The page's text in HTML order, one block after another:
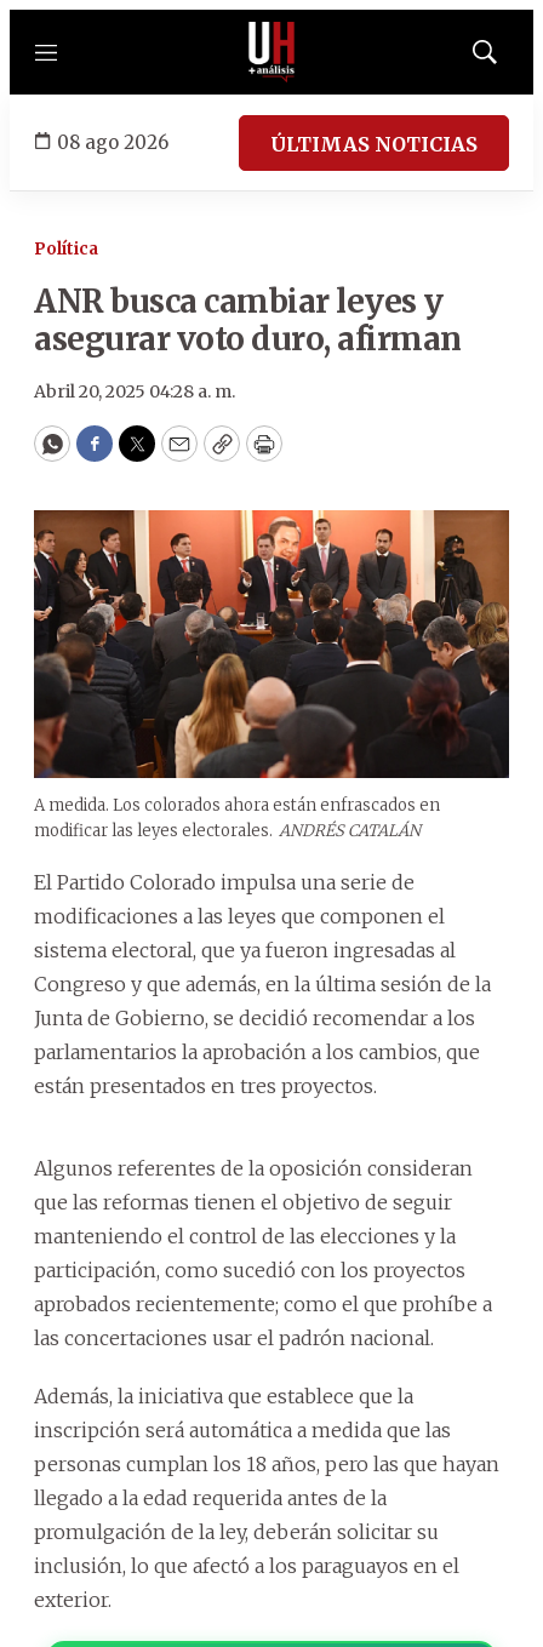
Menú
Mostrar
08 ago 2026 ÚLTIMAS NOTICIAS
Política
ANR busca cambiar leyes y
asegurar voto duro, afirman
Abril 20, 2025 04:28 a. m.
WhatsApp
Facebook
Twitter
EmailCopyPrint
A medida. Los colorados ahora están enfrascados en
modificar las leyes electorales. ANDRÉS CATALÁN
El Partido Colorado impulsa una serie de
modificaciones a las leyes que componen el
sistema electoral, que ya fueron ingresadas al
Congreso y que además, en la última sesión de la
Junta de Gobierno, se decidió recomendar a los
parlamentarios la aprobación a los cambios, que
están presentados en tres proyectos.
Algunos referentes de la oposición consideran
que las reformas tienen el objetivo de seguir
manteniendo el control de las elecciones y la
participación, como sucedió con los proyectos
aprobados recientemente; como el que prohíbe a
las concertaciones usar el padrón nacional.
Además, la iniciativa que establece que la
inscripción será automática a medida que las
personas cumplan los 18 años, pero las que hayan
llegado a la edad requerida antes de la
promulgación de la ley, deberán solicitar su
inclusión, lo que afectó a los paraguayos en el
exterior.